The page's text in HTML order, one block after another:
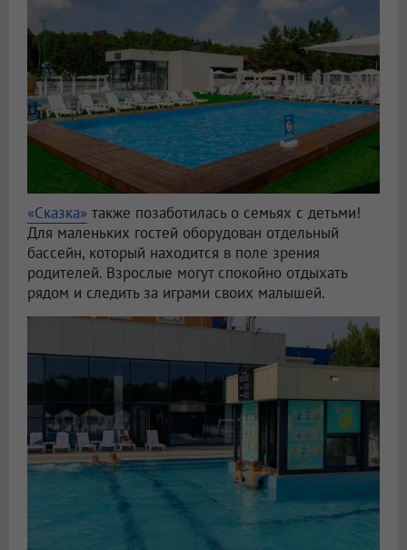
«Сказка» также позаботилась о семьях с детьми!
Для маленьких гостей оборудован отдельный
бассейн, который находится в поле зрения
родителей. Взрослые могут спокойно отдыхать
рядом и следить за играми своих малышей.